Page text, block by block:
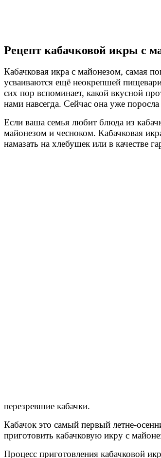
Рецепт кабачковой икры с
Кабачковая икра с майонезом, самая
усваиваются ещё неокрепшей
сих пор вспоминает, какой вкусной
нами навсегда. Сейчас она уже
Если ваша семья любит блюда из
майонезом и чесноком. Кабачковая
намазать на хлебушек или в качестве
перезревшие кабачки.
Кабачок это самый первый летне-
приготовить кабачковую икру с
Процесс приготовления кабачковой